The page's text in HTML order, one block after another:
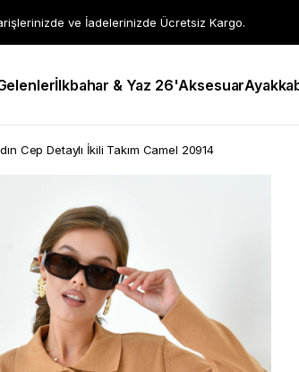
ve İadelerinizde Ücretsiz Kargo.
İlkbahar & Yaz 26'Aksesuar
Cep Detaylı İkili Takım Camel 20914